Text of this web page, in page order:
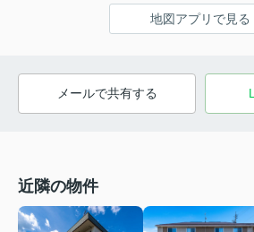
地図アプリで見る
メールで共有する
近隣の物件